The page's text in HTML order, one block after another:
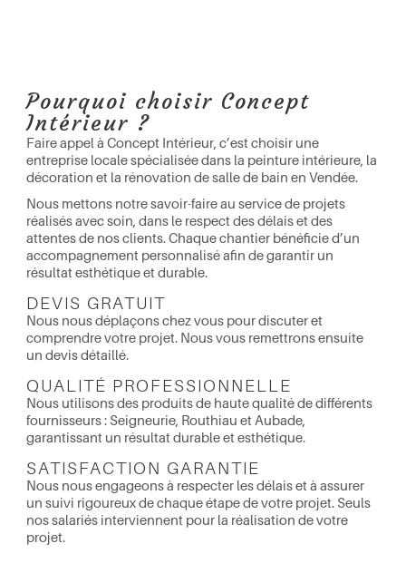
Pourquoi choisir Concept
Intérieur ?
Faire appel à Concept Intérieur, c’est choisir une
entreprise locale spécialisée dans la peinture intérieure, la
décoration et la rénovation de salle de bain en Vendée.
Nous mettons notre savoir-faire au service de projets
réalisés avec soin, dans le respect des délais et des
attentes de nos clients. Chaque chantier bénéficie d’un
accompagnement personnalisé afin de garantir un
résultat esthétique et durable.
DEVIS GRATUIT
Nous nous déplaçons chez vous pour discuter et
comprendre votre projet. Nous vous remettrons ensuite
un devis détaillé.
QUALITÉ PROFESSIONNELLE
Nous utilisons des produits de haute qualité de différents
fournisseurs : Seigneurie, Routhiau et Aubade,
garantissant un résultat durable et esthétique.
SATISFACTION GARANTIE
Nous nous engageons à respecter les délais et à assurer
un suivi rigoureux de chaque étape de votre projet. Seuls
nos salariés interviennent pour la réalisation de votre
projet.